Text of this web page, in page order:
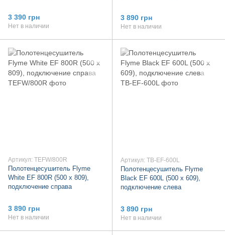
3 390 грн
Нет в наличии
3 890 грн
Нет в наличии
Артикул: TEFW/800R
Полотенцесушитель Flyme
White EF 800R (500 х 809),
подключение справа
3 890 грн
Нет в наличии
Артикул: TB-EF-600L
Полотенцесушитель Flyme
Black EF 600L (500 х 609),
подключение слева
3 890 грн
Нет в наличии